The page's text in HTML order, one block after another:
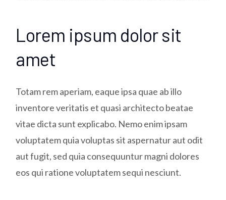
Lorem ipsum dolor sit
amet
Totam rem aperiam, eaque ipsa quae ab illo
inventore veritatis et quasi architecto beatae
vitae dicta sunt explicabo. Nemo enim ipsam
voluptatem quia voluptas sit aspernatur aut odit
aut fugit, sed quia consequuntur magni dolores
eos qui ratione voluptatem sequi nesciunt.